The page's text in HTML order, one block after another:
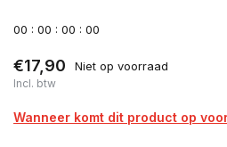
00 : 00 : 00 : 00
€17,90 Niet op voorraad
Incl. btw
Wanneer komt dit product op